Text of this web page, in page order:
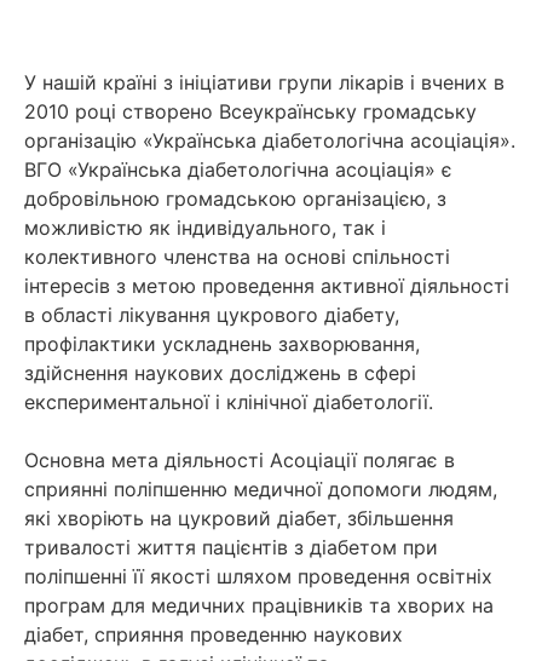
У нашій країні з ініціативи групи лікарів і вчених в
2010 році створено Всеукраїнську громадську
організацію «Українська діабетологічна асоціація».
ВГО «Українська діабетологічна асоціація» є
добровільною громадською організацією, з
можливістю як індивідуального, так і
колективного членства на основі спільності
інтересів з метою проведення активної діяльності
в області лікування цукрового діабету,
профілактики ускладнень захворювання,
здійснення наукових досліджень в сфері
експериментальної і клінічної діабетології.
Основна мета діяльності Асоціації полягає в
сприянні поліпшенню медичної допомоги людям,
які хворіють на цукровий діабет, збільшення
тривалості життя пацієнтів з діабетом при
поліпшенні її якості шляхом проведення освітніх
програм для медичних працівників та хворих на
діабет, сприяння проведенню наукових